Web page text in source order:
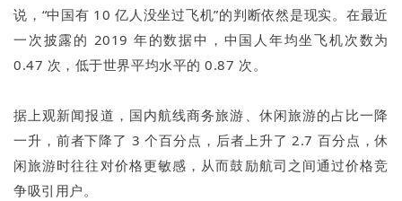
说，“中国有 10 亿人没坐过飞机”的判断依然是现实。在最近
一次披露的 2019 年的数据中，中国人年均坐飞机次数为
0.47 次，低于世界平均水平的 0.87 次。
据上观新闻报道，国内航线商务旅游、休闲旅游的占比一降
一升，前者下降了 3 个百分点，后者上升了 2.7 百分点，休
闲旅游时往往对价格更敏感，从而鼓励航司之间通过价格竞
争吸引用户。